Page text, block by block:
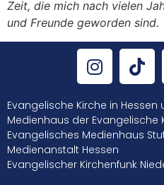
Zeit, die mich nach vielen
und Freunde geworden sind.
Evangelische Kirche in Hessen
Medienhaus der Evangelische
Evangelisches Medienhaus
Medienanstalt Hessen
Evangelischer Kirchenfunk